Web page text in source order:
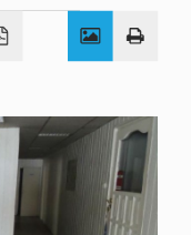
Oferty